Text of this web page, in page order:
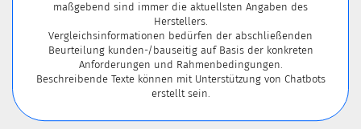
maßgebend sind immer die aktuellsten Angaben des
Herstellers.
Vergleichsinformationen bedürfen der abschließenden
Beurteilung kunden-/bauseitig auf Basis der konkreten
Anforderungen und Rahmenbedingungen.
Beschreibende Texte können mit Unterstützung von Chatbots
erstellt sein.